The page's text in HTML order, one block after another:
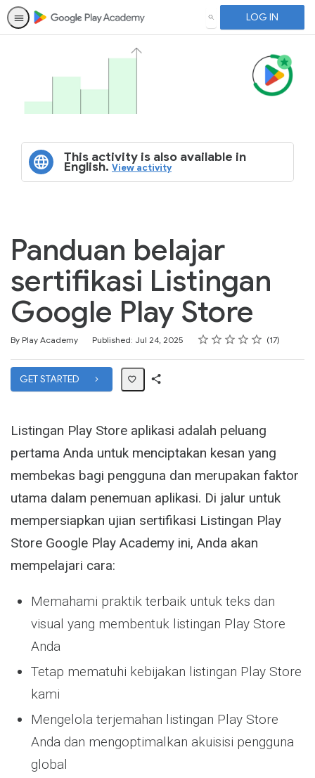
SEARCH LOG IN
This activity is also available in
English.View activity
Panduan belajar
sertifikasi Listingan
Google Play Store
By Play Academy Published: Jul 24, 2025 Rating
1 star
2 stars
3 stars
4 stars
5 stars
Average rating: 4.6 17
17 reviews
GET STARTED
Listingan Play Store aplikasi adalah peluang
pertama Anda untuk menciptakan kesan yang
membekas bagi pengguna dan merupakan faktor
utama dalam penemuan aplikasi. Di jalur untuk
mempersiapkan ujian sertifikasi Listingan Play
Store Google Play Academy ini, Anda akan
mempelajari cara:
Memahami praktik terbaik untuk teks dan
visual yang membentuk listingan Play Store
Anda
Tetap mematuhi kebijakan listingan Play Store
kami
Mengelola terjemahan listingan Play Store
Anda dan mengoptimalkan akuisisi pengguna
global